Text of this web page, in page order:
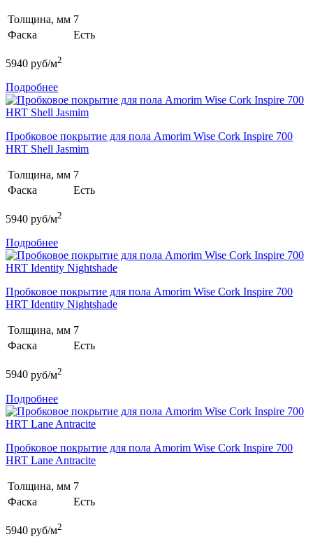
Толщина, мм 7
Фаска
Есть
5940 руб/м2
Подробнее
Пробковое покрытие для пола Amorim Wise Cork Inspire 700
HRT Shell Jasmim
Толщина, мм 7
Фаска
Есть
5940 руб/м2
Подробнее
Пробковое покрытие для пола Amorim Wise Cork Inspire 700
HRT Identity Nightshade
Толщина, мм 7
Фаска
Есть
5940 руб/м2
Подробнее
Пробковое покрытие для пола Amorim Wise Cork Inspire 700
HRT Lane Antracite
Толщина, мм 7
Фаска
Есть
5940 руб/м2